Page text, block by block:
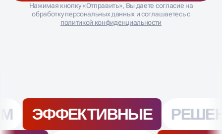
ЗАПИСАТЬСЯ НА SEO-ДИАГНОСТИКУ
Нажимая кнопку «Отправить», Вы даете согласие на